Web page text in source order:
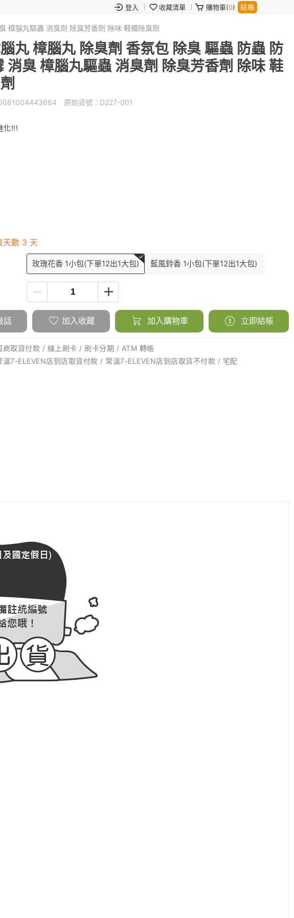
登入 收藏清單 購物車(0) 結帳
樟腦丸驅蟲 消臭劑 除臭芳香劑 除味 鞋櫃除臭劑
丸 樟腦丸 除臭劑 香氛包 除臭 驅蟲 防蟲 防
消臭 樟腦丸驅蟲 消臭劑 除臭芳香劑 除味 鞋
原始貨號： D227-001
化!!!
天數 3 天
玫瑰花香 1小包(下單12出1大包) 藍風鈴香 1小包(下單12出1大包)
話 加入收藏 加入購物車 立即結帳
商取貨付款 / 線上刷卡 / 刷卡分期 / ATM 轉帳
溫7-ELEVEN店到店取貨付款 / 常溫7-ELEVEN店到店取貨不付款 / 宅配